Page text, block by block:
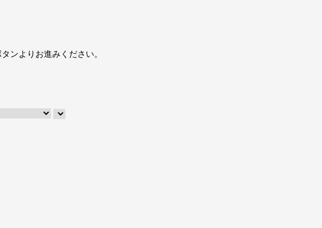
よりお進みください。